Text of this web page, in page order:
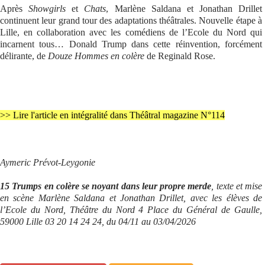
AprèsShowgirls et Chats, Marlène Saldana et Jonathan Drillet
continuent leur grand tour des adaptations théâtrales. Nouvelle étape à
Lille, en collaboration avec les comédiens de l’Ecole du Nord qui
incarnent tous… Donald Trump dans cette réinvention, forcément
délirante, de Douze Hommes en colère de Reginald Rose.
>> Lire l'article en intégralité dans Théâtral magazine N°114
Aymeric Prévot-Leygonie
15 Trumps en colère se noyant dans leur propre merde , texte et mise
en scène Marlène Saldana et Jonathan Drillet, avec les élèves de
l’Ecole du Nord, Théâtre du Nord 4 Place du Général de Gaulle,
59000 Lille 03 20 14 24 24, du 04/11 au 03/04/2026